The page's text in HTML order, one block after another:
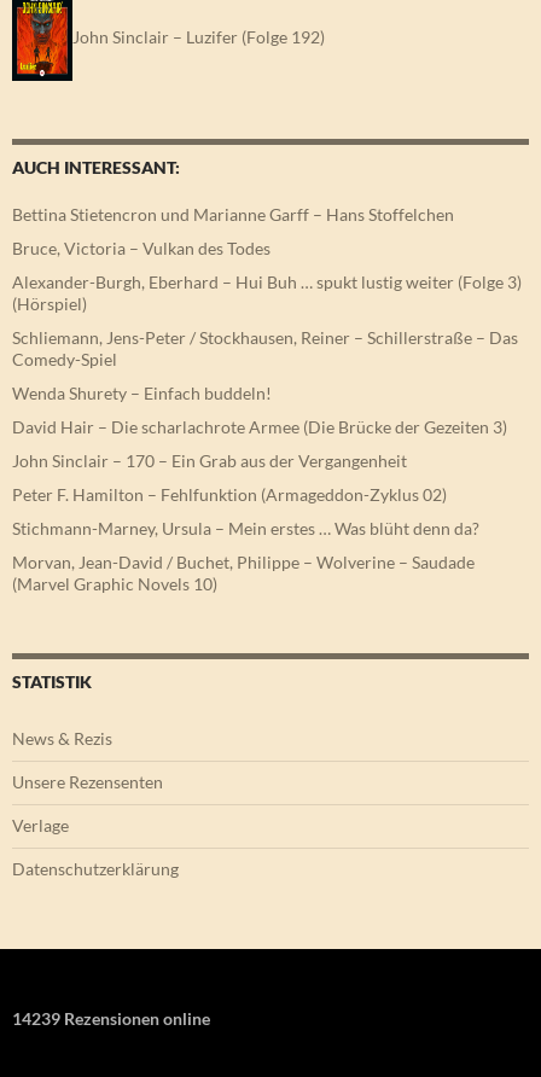
John Sinclair – Luzifer (Folge 192)
AUCH INTERESSANT:
Bettina Stietencron und Marianne Garff – Hans Stoffelchen
Bruce, Victoria – Vulkan des Todes
Alexander-Burgh, Eberhard – Hui Buh … spukt lustig weiter (Folge 3)
(Hörspiel)
Schliemann, Jens-Peter / Stockhausen, Reiner – Schillerstraße – Das
Comedy-Spiel
Wenda Shurety – Einfach buddeln!
David Hair – Die scharlachrote Armee (Die Brücke der Gezeiten 3)
John Sinclair – 170 – Ein Grab aus der Vergangenheit
Peter F. Hamilton – Fehlfunktion (Armageddon-Zyklus 02)
Stichmann-Marney, Ursula – Mein erstes … Was blüht denn da?
Morvan, Jean-David / Buchet, Philippe – Wolverine – Saudade
(Marvel Graphic Novels 10)
STATISTIK
News & Rezis
Unsere Rezensenten
Verlage
Datenschutzerklärung
14239 Rezensionen online